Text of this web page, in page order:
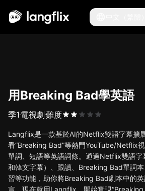
中文（繁體）
用Breaking Bad學英語
季1 電視劇難度
Langflix是一款基於AI的Netflix雙語字幕擴
看“Breaking Bad”等熱門YouTube/Netflix
單詞、短語等英語詞條。通過Netflix雙語字
和韓文字幕）、跟讀、Breaking Bad單詞
習等功能，助你將Breaking Bad劇本中的
言。現在就用Langflix，開始實現“Breaking